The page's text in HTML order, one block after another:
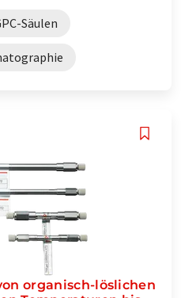
Säulen
organisch-löslichen